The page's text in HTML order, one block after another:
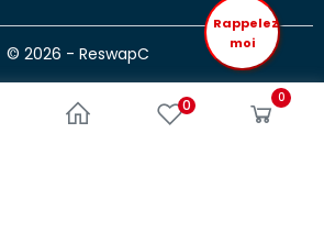
0 0
© 2026 - ReswapC
Rappelez
moi